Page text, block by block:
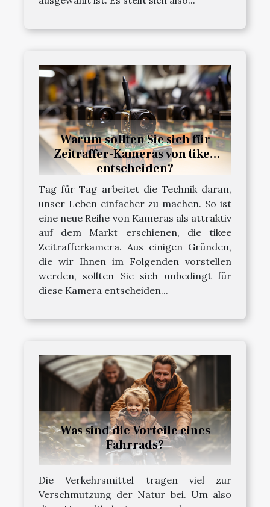
Warum sollten Sie sich für
Zeitraffer-Kameras von tikee
entscheiden?
Tag für Tag arbeitet die Technik daran,
unser Leben einfacher zu machen. So ist
eine neue Reihe von Kameras als attraktiv
auf dem Markt erschienen, die tikee
Zeitrafferkamera. Aus einigen Gründen,
die wir Ihnen im Folgenden vorstellen
werden, sollten Sie sich unbedingt für
diese Kamera entscheiden...
Was sind die Vorteile eines
Fahrrads?
Die Verkehrsmittel tragen viel zur
Verschmutzung der Natur bei. Um also